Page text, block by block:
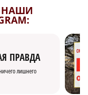
НАШИ
ПРАВДА
лишнего